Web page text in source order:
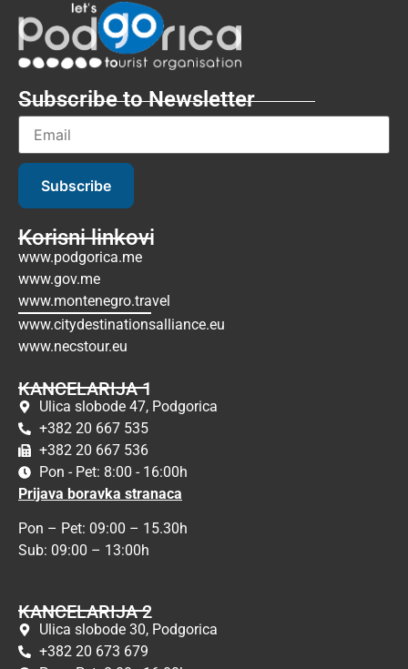
Subscribe to Newsletter
Subscribe
Korisni linkovi
www.podgorica.me
www.gov.me
www.montenegro.travel
www.citydestinationsalliance.eu
www.necstour.eu
KANCELARIJA 1
Ulica slobode 47, Podgorica
+382 20 667 535
+382 20 667 536
Pon - Pet: 8:00 - 16:00h
Prijava boravka stranaca
Pon – Pet: 09:00 – 15.30h
Sub: 09:00 – 13:00h
KANCELARIJA 2
Ulica slobode 30, Podgorica
+382 20 673 679